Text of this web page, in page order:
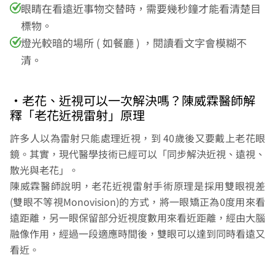
眼睛在看遠近事物交替時，需要幾秒鐘才能看清楚目
標物。
燈光較暗的場所 ( 如餐廳 ) ，閱讀看文字會模糊不
清。
•老花、近視可以一次解決嗎？陳威霖醫師解
釋「老花近視雷射」原理
許多人以為雷射只能處理近視，到 40歲後又要戴上老花眼
鏡。其實，現代醫學技術已經可以「同步解決近視、遠視、
散光與老花」。
陳威霖醫師說明，老花近視雷射手術原理是採用雙眼視差
(雙眼不等視Monovision)的方式，將一眼矯正為0度用來看
遠距離，另一眼保留部分近視度數用來看近距離，經由大腦
融像作用，經過一段適應時間後，雙眼可以達到同時看遠又
看近。